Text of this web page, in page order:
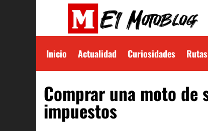
Inicio Actualidad Curiosidades
Comprar una moto de
impuestos